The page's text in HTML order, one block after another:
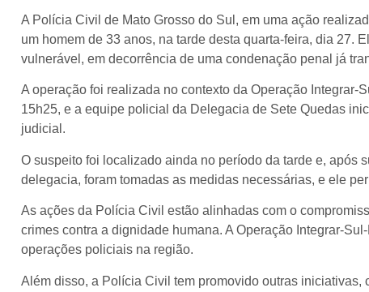
A Polícia Civil de Mato Grosso do Sul, em uma ação
um homem de 33 anos, na tarde desta quarta-feira, dia 27.
vulnerável, em decorrência de uma condenação penal já
A operação foi realizada no contexto da Operação Integrar-
15h25, e a equipe policial da Delegacia de Sete Quedas
judicial.
O suspeito foi localizado ainda no período da tarde e, após
delegacia, foram tomadas as medidas necessárias, e ele
As ações da Polícia Civil estão alinhadas com o
crimes contra a dignidade humana. A Operação Integrar-
operações policiais na região.
Além disso, a Polícia Civil tem promovido outras